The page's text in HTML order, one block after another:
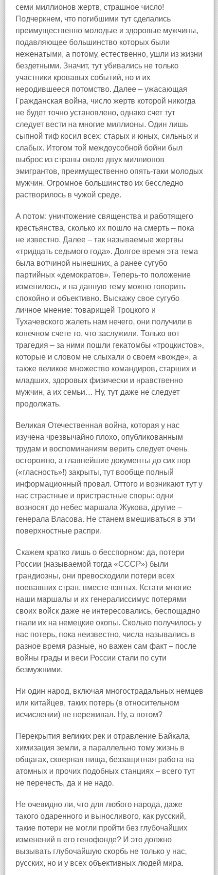
семи миллионов жертв, страшное число!
Подчеркнем, что погибшими тут сделались
преимущественно молодые и здоровые мужчины,
подавляющее большинство которых были
неженатыми, а потому, естественно, ушли из жизни
бездетными. Значит, тут убивались не только
участники кровавых событий, но и их
неродившееся потомство. Далее – ужасающая
Гражданская война, число жертв которой никогда
не будет точно установлено, однако счет тут
следует вести на многие миллионы. Один лишь
сыпной тиф косил всех: старых и юных, сильных и
слабых. Итогом той междоусобной бойни был
выброс из страны около двух миллионов
эмигрантов, преимущественно опять‑таки молодых
мужчин. Огромное большинство их бесследно
растворилось в чужой среде.
А потом: уничтожение священства и работящего
крестьянства, сколько их пошло на смерть – пока
не известно. Далее – так называемые жертвы
«тридцать седьмого года». Долгое время эта тема
была вотчиной нынешних, а ранее сугубо
партийных «демократов». Теперь‑то положение
изменилось, и на данную тему можно говорить
спокойно и объективно. Выскажу свое сугубо
личное мнение: товарищей Троцкого и
Тухачевского жалеть нам нечего, они получили в
конечном счете то, что заслужили. Только вот
трагедия – за ними пошли гекатомбы «троцкистов»,
которые и словом не слыхали о своем «вожде», а
также великое множество командиров, старших и
младших, здоровых физически и нравственно
мужчин, а их семьи… Ну, тут даже не следует
продолжать.
Великая Отечественная война, которая у нас
изучена чрезвычайно плохо, опубликованным
трудам и воспоминаниям верить следует очень
осторожно, а главнейшие документы до сих пор
(«гласность»!) закрыты, тут вообще полный
информационный провал. Оттого и возникают тут у
нас страстные и пристрастные споры: одни
возносят до небес маршала Жукова, другие –
генерала Власова. Не станем вмешиваться в эти
поверхностные распри.
Скажем кратко лишь о бесспорном: да, потери
России (называемой тогда «СССР») были
грандиозны, они превосходили потери всех
воевавших стран, вместе взятых. Кстати многие
наши маршалы и их генералиссимус потерями
своих войск даже не интересовались, беспощадно
гнали их на немецкие окопы. Сколько получилось у
нас потерь, пока неизвестно, числа назывались в
разное время разные, но важен сам факт – после
войны грады и веси России стали по сути
безмужними.
Ни один народ, включая многострадальных немцев
или китайцев, таких потерь (в относительном
исчислении) не переживал. Ну, а потом?
Перекрытия великих рек и отравление Байкала,
химизация земли, а параллельно тому жизнь в
общагах, скверная пища, беззащитная работа на
атомных и прочих подобных станциях – всего тут
не перечесть, да и не надо.
Не очевидно ли, что для любого народа, даже
такого одаренного и выносливого, как русский,
такие потери не могли пройти без глубочайших
изменений в его генофонде? И это должно
вызывать глубочайшую скорбь не только у нас,
русских, но и у всех объективных людей мира.